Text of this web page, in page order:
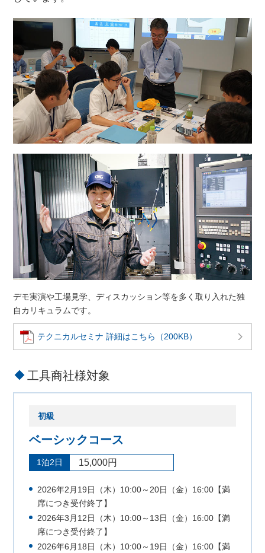
デモ実演や工場見学、ディスカッション等を多く取り入れた独
自カリキュラムです。
テクニカルセミナ 詳細はこちら（200KB）
工具商社様対象
初級
ベーシックコース
1泊2日 15,000円
2026年2月19日（木）10:00～20日（金）16:00【満
席につき受付終了】
2026年3月12日（木）10:00～13日（金）16:00【満
席につき受付終了】
2026年6月18日（木）10:00～19日（金）16:00【満